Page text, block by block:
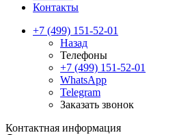
Контакты
+7 (499) 151-52-01
Назад
Телефоны
+7 (499) 151-52-01
WhatsApp
Telegram
Заказать звонок
Контактная информация